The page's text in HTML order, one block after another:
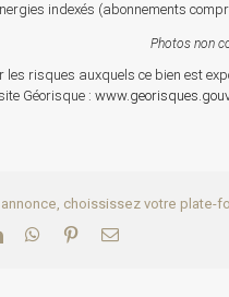
indexés (abonnements
Photos non
les risques auxquels ce bien est
Géorisque :
choississez votre plate-
LinkedInWhatsApp
PinterestEmail